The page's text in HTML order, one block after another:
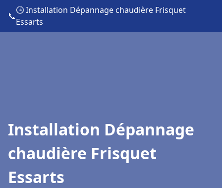
📞
🕒 Installation Dépannage chaudière Frisquet
Essarts
Installation Dépannage
chaudière Frisquet
Essarts